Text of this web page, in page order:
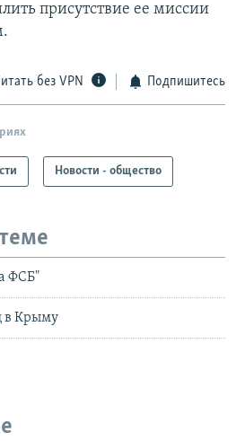
присутствие ее миссии
без VPN Подпишитесь
Новости - общество
ФСБ"
в Крыму